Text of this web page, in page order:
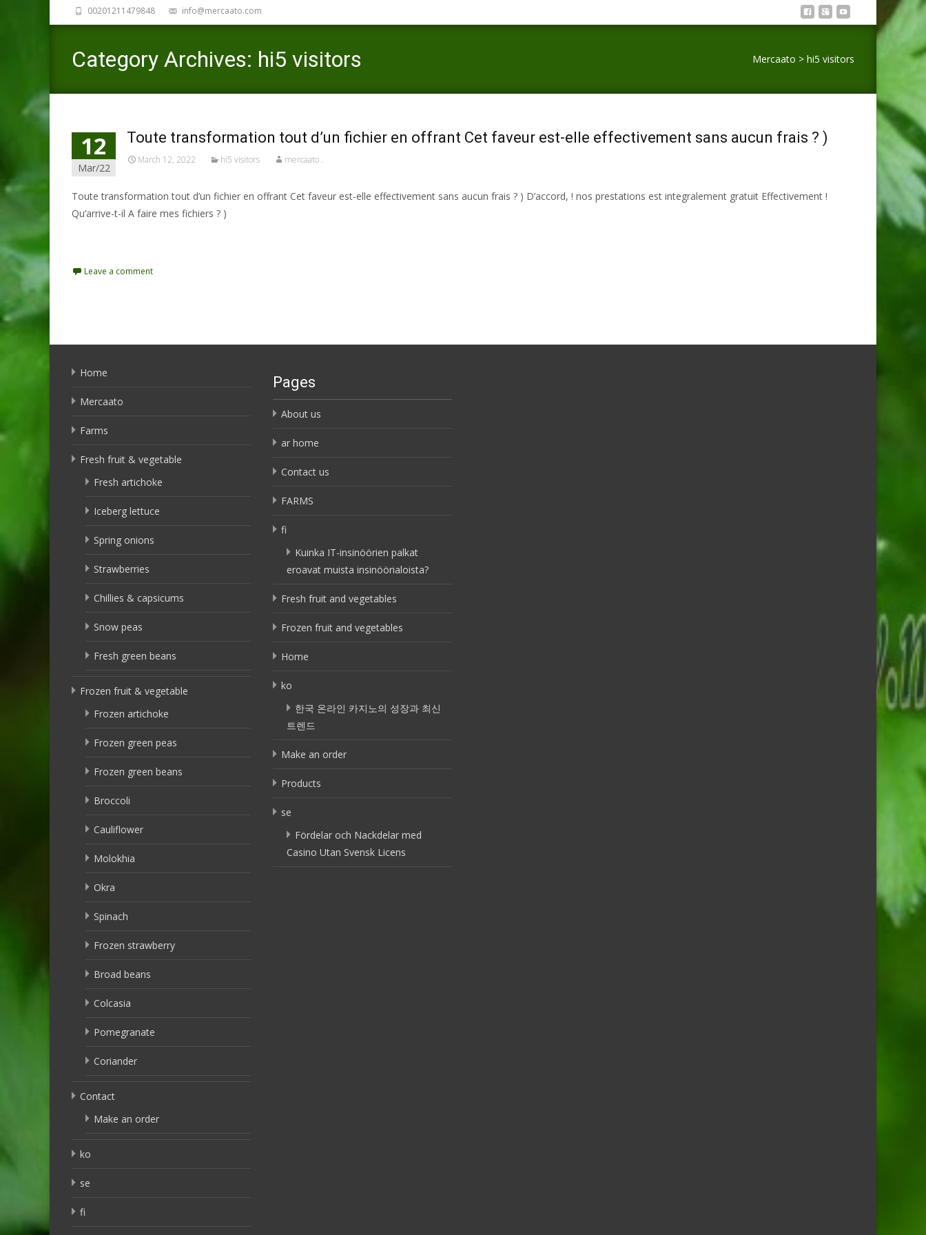
00201211479848 info@mercaato.com
Category Archives: hi5 visitors Mercaato > hi5 visitors
12
Mar/22
Toute transformation tout d’un fichier en offrant Cet faveur est-elle effectivement sans aucun frais ? )
March 12, 2022 hi5 visitors mercaato .
Toute transformation tout d’un fichier en offrant Cet faveur est-elle effectivement sans aucun frais ? ) D’accord, ! nos prestations est integralement gratuit Effectivement !
Qu’arrive-t-il A faire mes fichiers ? )
Leave a comment
Home
Mercaato
Farms
Fresh fruit & vegetable
Fresh artichoke
Iceberg lettuce
Spring onions
Strawberries
Chillies & capsicums
Snow peas
Fresh green beans
Frozen fruit & vegetable
Frozen artichoke
Frozen green peas
Frozen green beans
Broccoli
Cauliflower
Molokhia
Okra
Spinach
Frozen strawberry
Broad beans
Colcasia
Pomegranate
Coriander
Contact
Make an order
ko
se
fi
Pages
About us
ar home
Contact us
FARMS
fi
Kuinka IT-insinöörien palkat
eroavat muista insinöörialoista?
Fresh fruit and vegetables
Frozen fruit and vegetables
Home
ko
한국 온라인 카지노의 성장과 최신
트렌드
Make an order
Products
se
Fördelar och Nackdelar med
Casino Utan Svensk Licens